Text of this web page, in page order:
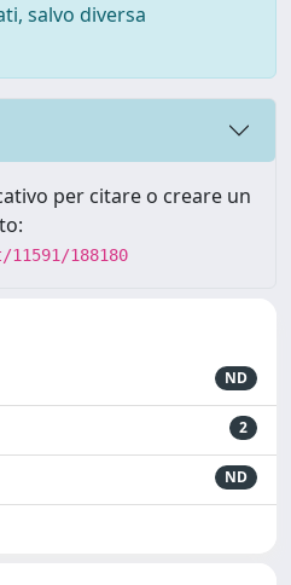
salvo diversa
per citare o creare un
188180
ND
2
ND